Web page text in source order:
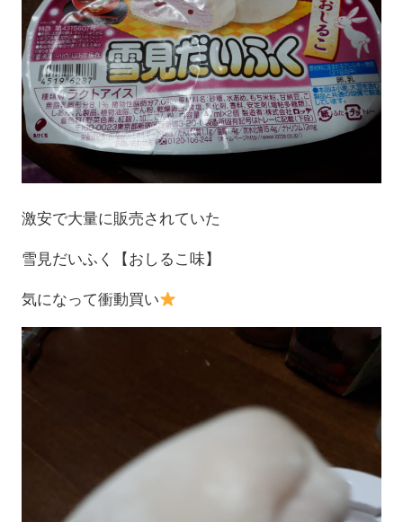
激安で大量に販売されていた
雪見だいふく【おしるこ味】
気になって衝動買い